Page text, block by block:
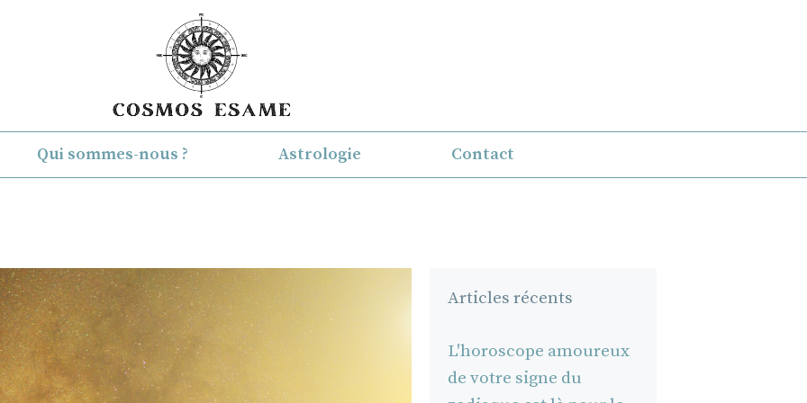
Qui sommes-nous ? Astrologie Contact
Articles récents
L'horoscope amoureux
de votre signe du